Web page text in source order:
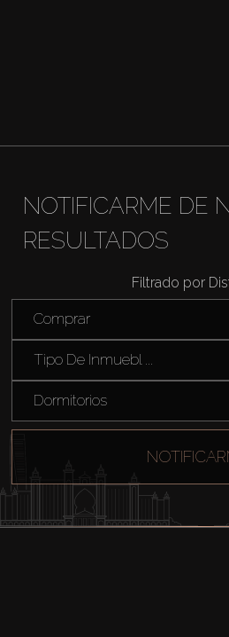
NOTIFICARME DE
RESULTADOS
Filtrado por
Comprar
Tipo De Inmuebl ...
Dormitorios